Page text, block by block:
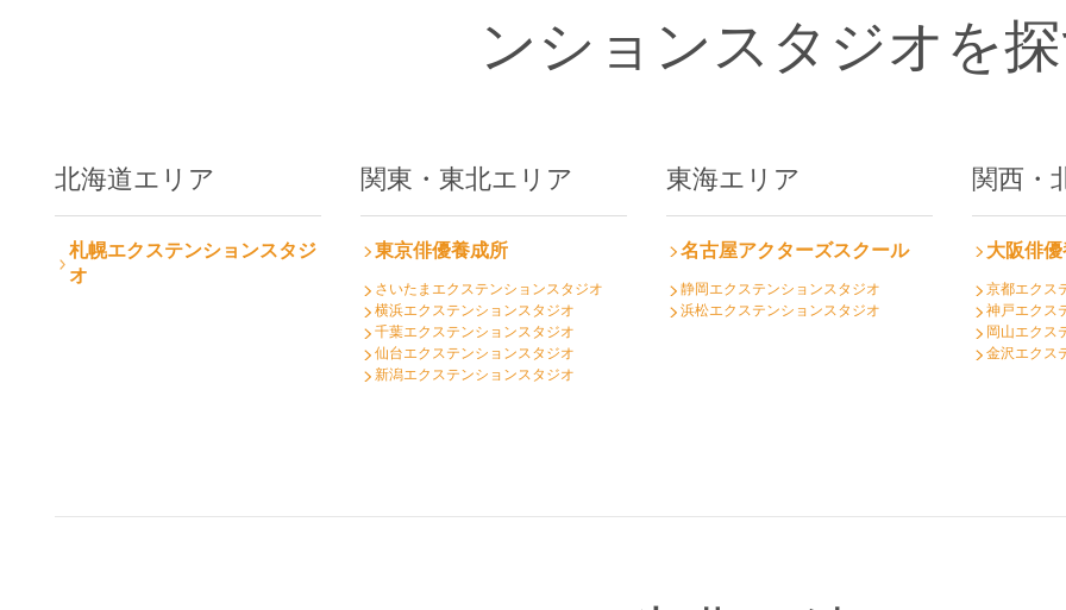
ンションスタジオを
北海道エリア
札幌エクステンションスタジ
オ
関東・東北エリア
東京俳優養成所
さいたまエクステンションスタジオ
横浜エクステンションスタジオ
千葉エクステンションスタジオ
仙台エクステンションスタジオ
新潟エクステンションスタジオ
東海エリア
名古屋アクターズスクール
静岡エクステンションスタジオ
浜松エクステンションスタジオ
関西・
大阪俳
京都エクス
神戸エクス
岡山エクス
金沢エクス